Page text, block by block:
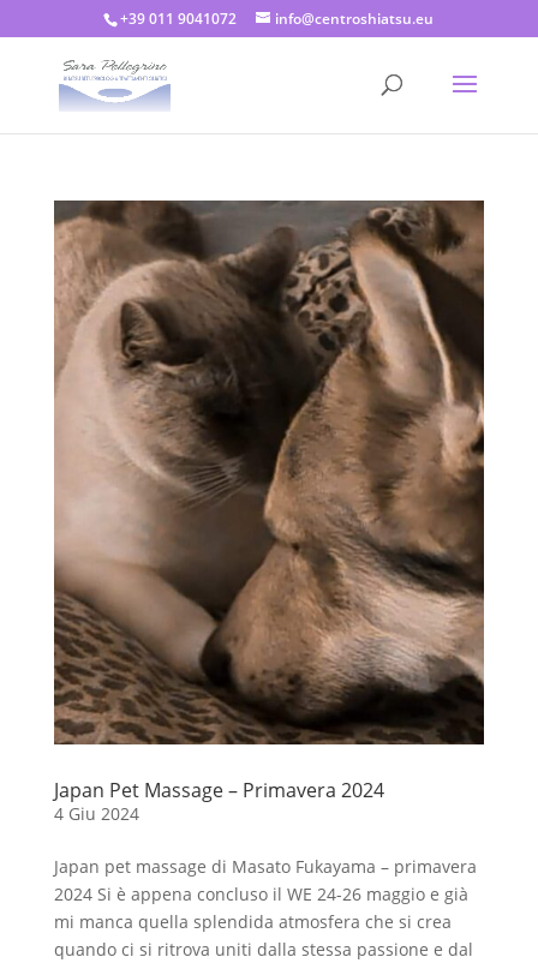
+39 011 9041072 info@centroshiatsu.eu
Japan Pet Massage – Primavera 2024
4 Giu 2024
Japan pet massage di Masato Fukayama – primavera
2024 Si è appena concluso il WE 24-26 maggio e già
mi manca quella splendida atmosfera che si crea
quando ci si ritrova uniti dalla stessa passione e dal